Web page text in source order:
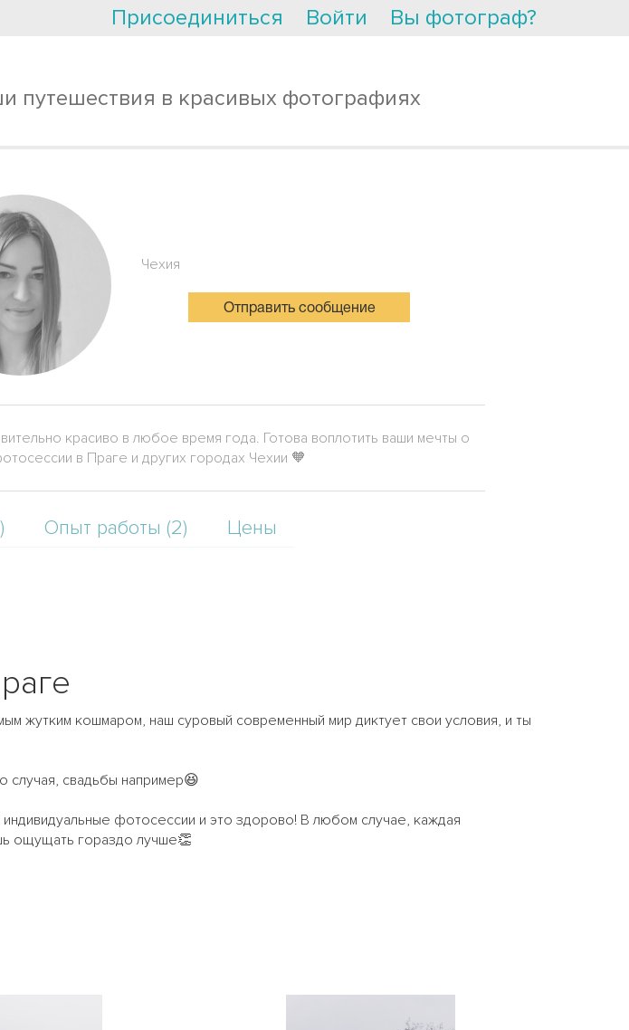
Присоединиться Войти Вы фотограф?
путешествия в красивых фотографиях
Чехия
Отправить сообщение
красиво в любое время года. Готова воплотить ваши мечты о
в Праге и других городах Чехии 🧡
Опыт работы (2) Цены
жутким кошмаром, наш суровый современный мир диктует свои условия, и ты
случая, свадьбы например😆
фотосессии и это здорово! В любом случае, каждая
ощущать гораздо лучше👏